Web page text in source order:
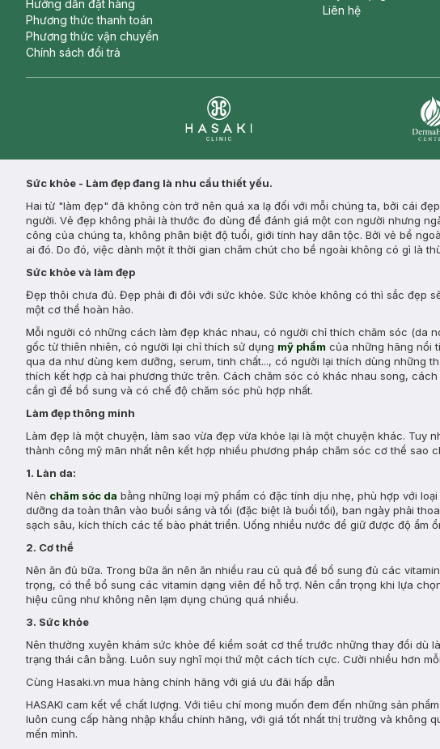
Hướng dẫn đặt hàng
Phương thức thanh toán
Phương thức vận chuyển
Chính sách đổi trả
Liên hệ
Sức khỏe - Làm đẹp đang là nhu cầu thiết yếu.
Hai từ "làm đẹp" đã không còn trở nên quá xa lạ đối với mỗi chúng ta, bởi cái
người. Vẻ đẹp không phải là thước đo dùng để đánh giá một con người nhưng
công của chúng ta, không phân biệt độ tuổi, giới tính hay dân tộc. Bởi vẻ bề
ai đó. Do đó, việc dành một ít thời gian chăm chút cho bề ngoài không có gì là
Sức khỏe và làm đẹp
Đẹp thôi chưa đủ. Đẹp phải đi đôi với sức khỏe. Sức khỏe không có thì sắc đẹp
một cơ thể hoàn hảo.
Mỗi người có những cách làm đẹp khác nhau, có người chỉ thích chăm sóc (da
gốc từ thiên nhiên, có người lại chỉ thích sử dụng mỹ phẩm của những hãng nổi
qua da như dùng kem dưỡng, serum, tinh chất..., có người lại thích dùng những
thích kết hợp cả hai phương thức trên. Cách chăm sóc có khác nhau song,
cần gì để bổ sung và có chế độ chăm sóc phù hợp nhất.
Làm đẹp thông minh
Làm đẹp là một chuyện, làm sao vừa đẹp vừa khỏe lại là một chuyện khác. Tuy
thành công mỹ mãn nhất nên kết hợp nhiều phương pháp chăm sóc cơ thể
1. Làn da:
Nên chăm sóc da bằng những loại mỹ phẩm có đặc tính dịu nhẹ, phù hợp với
dưỡng da toàn thân vào buổi sáng và tối (đặc biệt là buổi tối), ban ngày phải thoa
sạch sâu, kích thích các tế bào phát triển. Uống nhiều nước để giữ được độ ẩm
2. Cơ thể
Nên ăn đủ bữa. Trong bữa ăn nên ăn nhiều rau củ quả để bổ sung đủ các
trọng, có thể bổ sung các vitamin dạng viên để hỗ trợ. Nên cẩn trọng khi lựa
hiệu cũng như không nên lạm dụng chúng quá nhiều.
3. Sức khỏe
Nên thường xuyên khám sức khỏe để kiểm soát cơ thể trước những thay đổi dù
trạng thái cân bằng. Luôn suy nghĩ mọi thứ một cách tích cực. Cười nhiều hơn
Cùng Hasaki.vn mua hàng chính hãng với giá ưu đãi hấp dẫn
HASAKI cam kết về chất lượng. Với tiêu chí mong muốn đem đến những sản
luôn cung cấp hàng nhập khẩu chính hãng, với giá tốt nhất thị trường và không
mến mình.